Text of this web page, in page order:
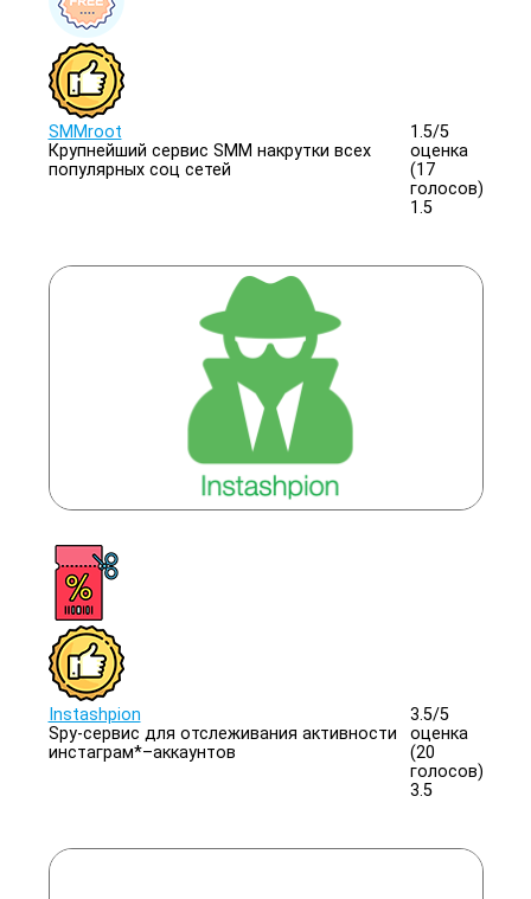
SMMroot
Крупнейший сервис SMM накрутки всех
популярных соц сетей
1.5/5
оценка
(17
голосов)
1.5
Instashpion
Spy-сервис для отслеживания активности
инстаграм*–аккаунтов
3.5/5
оценка
(20
голосов)
3.5